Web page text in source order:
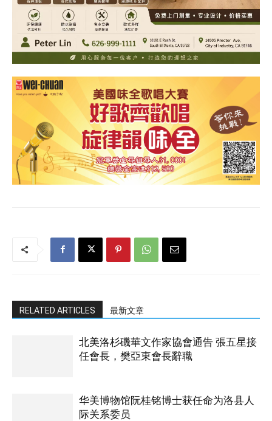
RELATED ARTICLES 最新文章
北美洛杉磯華文作家協會通告 張五星接
任會長，樊亞東會長辭職
华美博物馆阮桂铭博士获任命为洛县人
际关系委员